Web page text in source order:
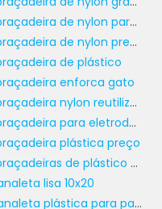
E
de sistemas
canaleta recorte
inestimável. O
os profissionais
de cabos sem a
Abraçadeira de nylon para lacre
Abraçadeira de nylon preço
de plástico
enforca gato
Abraçadeira nylon reutilizável
Abraçadeira para eletroduto
plástica preço
Abraçadeiras de plástico para identificação
lisa 10x20
Canaleta plástica para painel